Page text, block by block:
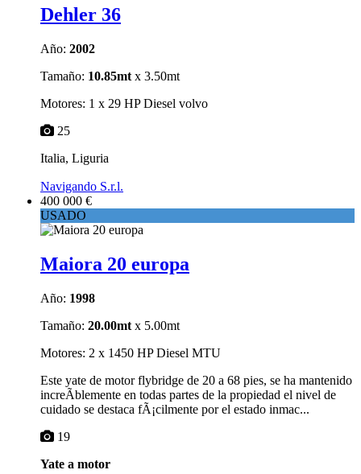
Dehler 36
Año: 2002
Tamaño: 10.85mt x 3.50mt
Motores: 1 x 29 HP Diesel volvo
25
Italia, Liguria
Navigando S.r.l.
400 000 €
USADO
Maiora 20 europa
Año: 1998
Tamaño: 20.00mt x 5.00mt
Motores: 2 x 1450 HP Diesel MTU
Este yate de motor flybridge de 20 a 68 pies, se ha mantenido
increÃ­blemente en todas partes de la propiedad el nivel de
cuidado se destaca fÃ¡cilmente por el estado inmac...
19
Yate a motor